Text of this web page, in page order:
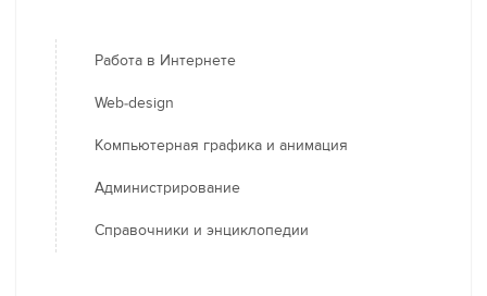
Работа в Интернете
Web-design
Компьютерная графика и анимация
Администрирование
Справочники и энциклопедии